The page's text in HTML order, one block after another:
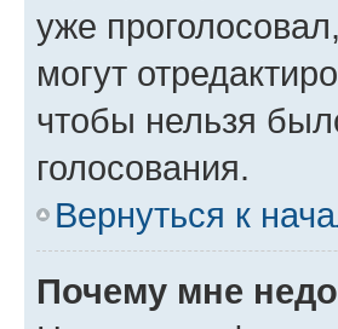
уже
могут
чтобы нельзя
голосования.
Вернуться к
Почему мне